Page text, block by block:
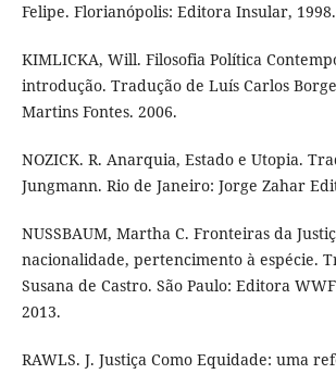
Felipe. Florianópolis: Editora Insular, 1998.
KIMLICKA, Will. Filosofia Política
introdução. Tradução de Luís Carlos
Martins Fontes. 2006.
NOZICK. R. Anarquia, Estado e Utopia.
Jungmann. Rio de Janeiro: Jorge Zahar
NUSSBAUM, Martha C. Fronteiras da
nacionalidade, pertencimento à espécie.
Susana de Castro. São Paulo: Editora
2013.
RAWLS. J. Justiça Como Equidade: uma